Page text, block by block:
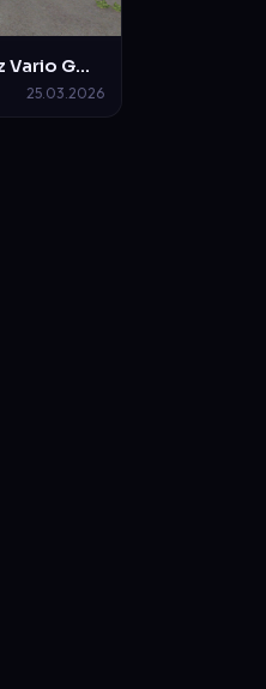
Mercedes Benz Vario GW Enstörungsdienst Mittelberg-Waldstetten
25.03.2026